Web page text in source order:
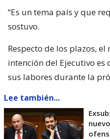
“Es un tema país y que
sostuvo.
Respecto de los plazos,
intención del Ejecutivo es
sus labores durante la
Lee también...